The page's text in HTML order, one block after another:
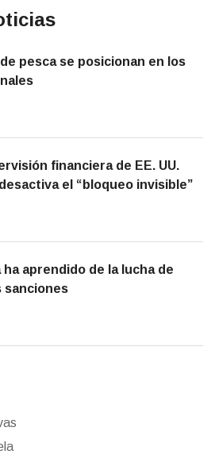
pesca se posicionan en los
financiera de EE. UU.
el “bloqueo invisible”
ha aprendido de la lucha de
sanciones